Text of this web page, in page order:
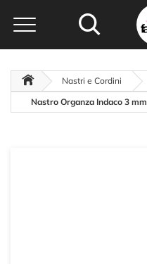
Nastri e Cordini
Nastro Organza Indaco 3 mm